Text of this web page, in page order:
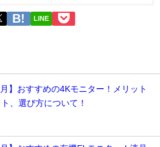
LINE
月】おすすめの4Kモニター！メリット
、選び方について！